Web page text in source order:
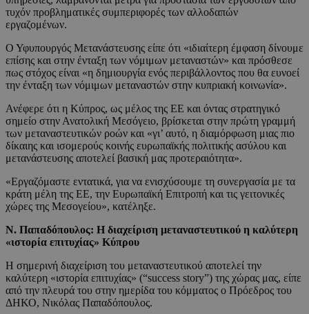
τυχόν προβληματικές συμπεριφορές των αλλοδαπών
εργαζομένων.
Ο Υφυπουργός Μετανάστευσης είπε ότι «ιδιαίτερη έμφαση δίνουμε
επίσης και στην ένταξη των νόμιμων μεταναστών» και πρόσθεσε
πως στόχος είναι «η δημιουργία ενός περιβάλλοντος που θα ευνοεί
την ένταξη των νόμιμων μεταναστών στην κυπριακή κοινωνία».
Ανέφερε ότι η Κύπρος, ως μέλος της ΕΕ και όντας στρατηγικό
σημείο στην Ανατολική Μεσόγειο, βρίσκεται στην πρώτη γραμμή
των μεταναστευτικών ροών και «γι’ αυτό, η διαμόρφωση μιας πιο
δίκαιης και ισομερούς κοινής ευρωπαϊκής πολιτικής ασύλου και
μετανάστευσης αποτελεί βασική μας προτεραιότητα».
«Εργαζόμαστε εντατικά, για να ενισχύσουμε τη συνεργασία με τα
κράτη μέλη της ΕΕ, την Ευρωπαϊκή Επιτροπή και τις γειτονικές
χώρες της Μεσογείου», κατέληξε.
Ν. Παπαδόπουλος: Η διαχείριση μεταναστευτικού η καλύτερη
«ιστορία επιτυχίας» Κύπρου
Η σημερινή διαχείριση του μεταναστευτικού αποτελεί την
καλύτερη «ιστορία επιτυχίας» (“success story”) της χώρας μας, είπε
από την πλευρά του στην ημερίδα του κόμματος ο Πρόεδρος του
ΔΗΚΟ, Νικόλας Παπαδόπουλος.